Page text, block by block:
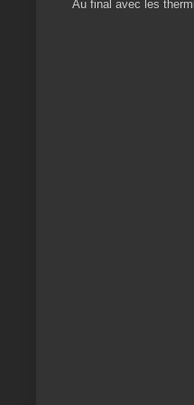
Au final avec les